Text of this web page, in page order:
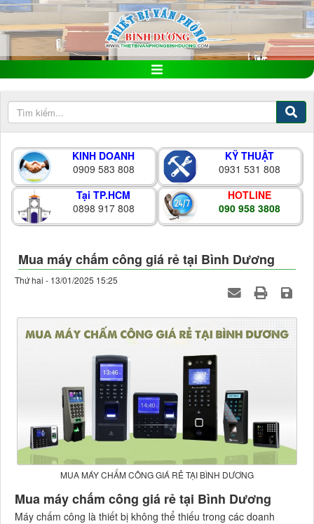
KINH DOANH
0909 583 808
KỸ THUẬT
0931 531 808
Tại TP.HCM
0898 917 808
HOTLINE
090 958 3808
Mua máy chấm công giá rẻ tại Bình Dương
Thứ hai - 13/01/2025 15:25
MUA MÁY CHẤM CÔNG GIÁ RẺ TẠI BÌNH DƯƠNG
Mua máy chấm công giá rẻ tại Bình Dương
Máy chấm công là thiết bị không thể thiếu trong các doanh